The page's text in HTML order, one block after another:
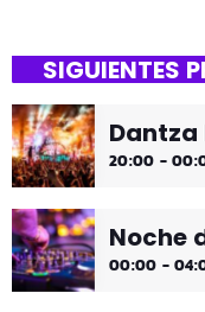
¡Toda la
¡Toda la música!
SIGUIENTES
Dantza
20:00 -
Noche
00:00 -